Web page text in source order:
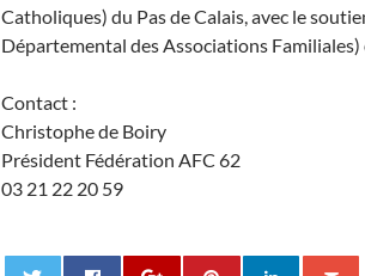
Catholiques) du Pas de Calais, avec le
Départemental des Associations Familiales)
Contact :
Christophe de Boiry
Président Fédération AFC 62
03 21 22 20 59